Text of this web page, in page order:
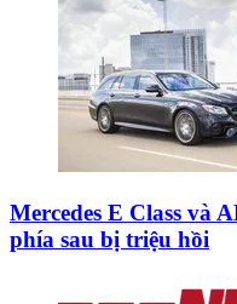
Mercedes E Class và
phía sau bị triệu hồi